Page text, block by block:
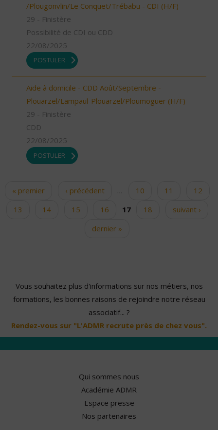
/Plougonvlin/Le Conquet/Trébabu - CDI (H/F)
29 - Finistère
Possibilité de CDI ou CDD
22/08/2025
POSTULER
Aide à domicile - CDD Août/Septembre -
Plouarzel/Lampaul-Plouarzel/Ploumoguer (H/F)
29 - Finistère
CDD
22/08/2025
POSTULER
Pages
« premier ‹ précédent … 10 11
12
13
14 15 16 17 18
suivant ›
dernier »
Vous souhaitez plus d'informations sur nos métiers, nos
formations, les bonnes raisons de rejoindre notre réseau
associatif... ?
Rendez-vous sur "L'ADMR recrute près de chez vous".
Qui sommes nous
Académie ADMR
Espace presse
Nos partenaires